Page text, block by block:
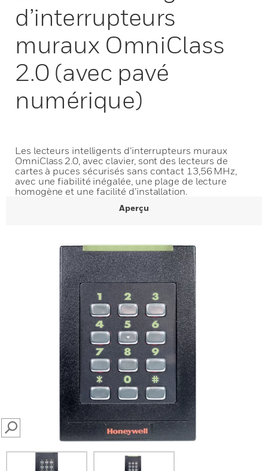
d’interrupteurs
muraux OmniClass
2.0 (avec pavé
numérique)
Les lecteurs intelligents d’interrupteurs muraux
OmniClass 2.0, avec clavier, sont des lecteurs de
cartes à puces sécurisés sans contact 13,56 MHz,
avec une fiabilité inégalée, une plage de lecture
homogène et une facilité d’installation.
Aperçu
SEARCH